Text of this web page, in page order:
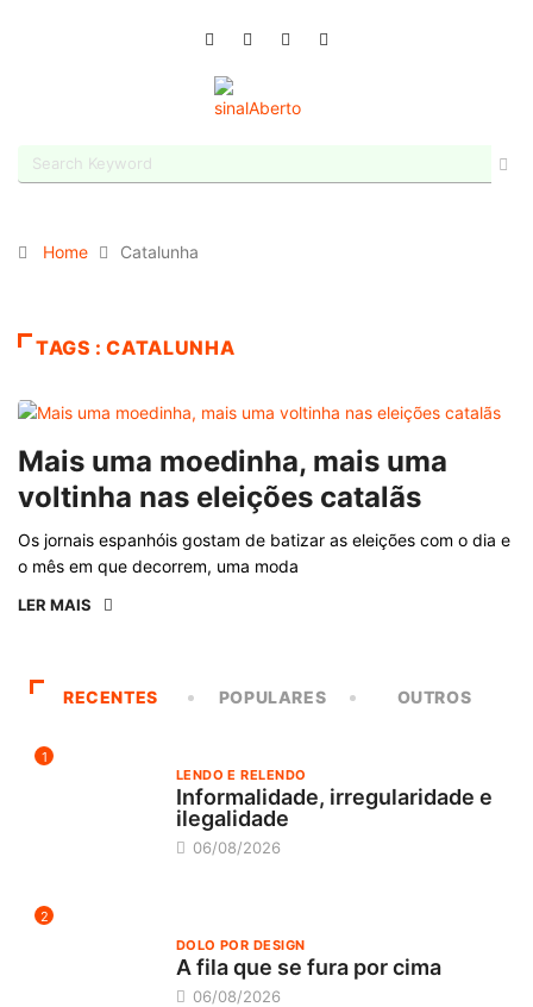
Home Catalunha
TAGS : CATALUNHA
Mais uma moedinha, mais uma
voltinha nas eleições catalãs
Os jornais espanhóis gostam de batizar as eleições com o dia e
o mês em que decorrem, uma moda
LER MAIS
RECENTES POPULARES OUTROS
1
LENDO E RELENDO
Informalidade, irregularidade e
ilegalidade
06/08/2026
2
DOLO POR DESIGN
A fila que se fura por cima
06/08/2026